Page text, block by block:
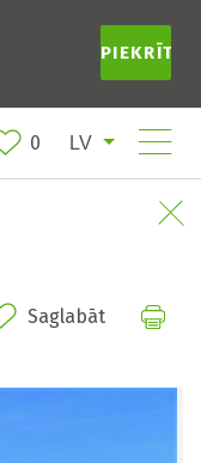
PIEKRĪTU
0
Saglabāt